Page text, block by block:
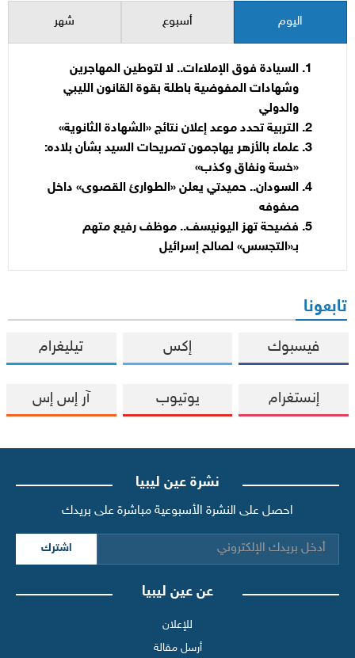
اليوم أسبوع شهر
السيادة فوق الإملاءات.. لا لتوطين المهاجرين
وشهادات المفوضية باطلة بقوة القانون الليبي
والدولي
التربية تحدد موعد إعلان نتائج «الشهادة الثانوية»
علماء بالأزهر يهاجمون تصريحات السيد بشأن بلاده:
«خسة ونفاق وكذب»
السودان.. حميدتي يعلن «الطوارئ القصوى» داخل
صفوفه
فضيحة تهز اليونيسف.. موظف رفيع متهم
بـ«التجسس» لصالح إسرائيل
تابعونا
فيسبوك إكس تيليغرام
إنستغرام يوتيوب آر إس إس
نشرة عين ليبيا
احصل على النشرة الأسبوعية مباشرة على بريدك
اشترك
عن عين ليبيا
للإعلان
أرسل مقالة